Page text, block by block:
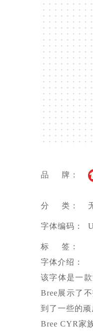
品 牌：
分 类：
字体编码：
标 签：
字体介绍：
该字体是一
Bree展示了
到了一些的顽
Bree CYR家